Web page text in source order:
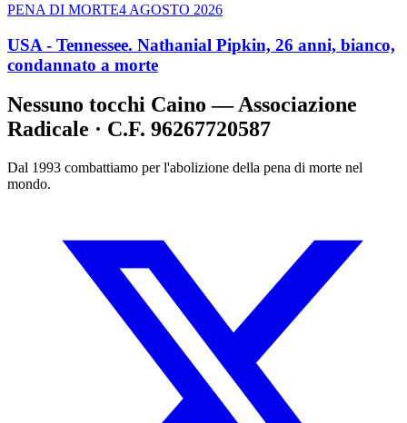
PENA DI MORTE4 AGOSTO 2026
USA - Tennessee. Nathanial Pipkin, 26 anni, bianco,
condannato a morte
Nessuno tocchi Caino — Associazione
Radicale · C.F. 96267720587
Dal 1993 combattiamo per l'abolizione della pena di morte nel
mondo.